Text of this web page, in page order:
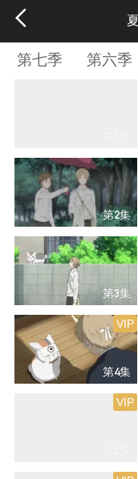
第七季 第六季
第1集
第2集
第3集
第4集
VIP
第5集
VIP